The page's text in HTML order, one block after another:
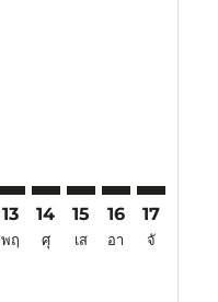
13
พฤ
14
ศุ
15
เส
16
อา
17
จั